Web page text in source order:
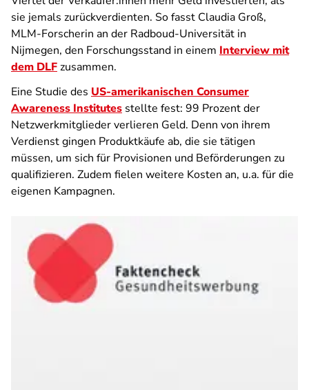
sie jemals zurückverdienten. So fasst Claudia Groß,
MLM-Forscherin an der Radboud-Universität in
Nijmegen, den Forschungsstand in einem Interview mit
dem DLFzusammen.
Eine Studie des US-amerikanischen Consumer
Awareness Institutes stellte fest: 99 Prozent der
Netzwerkmitglieder verlieren Geld. Denn von ihrem
Verdienst gingen Produktkäufe ab, die sie tätigen
müssen, um sich für Provisionen und Beförderungen zu
qualifizieren. Zudem fielen weitere Kosten an, u.a. für die
eigenen Kampagnen.